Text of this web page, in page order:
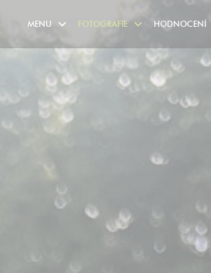
MENU FOTOGRAFIE HODNOCENÍ